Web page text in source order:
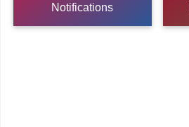
Notifications